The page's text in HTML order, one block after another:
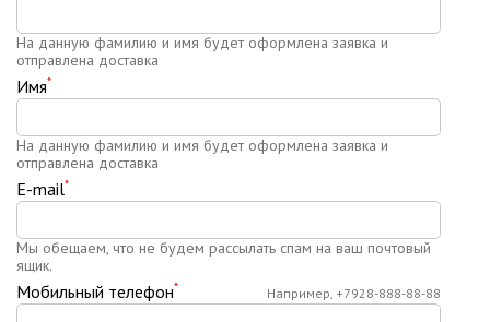
На данную фамилию и имя будет оформлена заявка и
отправлена доставка
Имя*
На данную фамилию и имя будет оформлена заявка и
отправлена доставка
E-mail*
Мы обещаем, что не будем рассылать спам на ваш почтовый
ящик.
Мобильный телефон* Например, +7928-888-88-88